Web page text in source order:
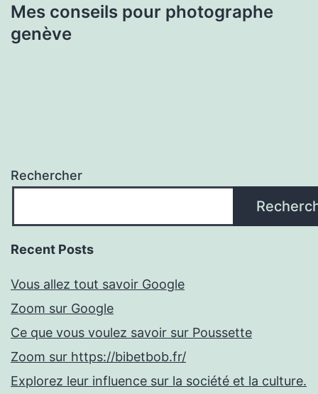
Mes conseils pour photographe
genève
Rechercher
Recent Posts
Vous allez tout savoir Google
Zoom sur Google
Ce que vous voulez savoir sur Poussette
Zoom sur https://bibetbob.fr/
Explorez leur influence sur la société et la culture.